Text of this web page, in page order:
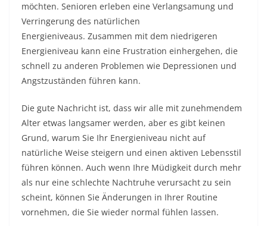
möchten. Senioren erleben eine Verlangsamung und
Verringerung des natürlichen
Energieniveaus. Zusammen mit dem niedrigeren
Energieniveau kann eine Frustration einhergehen, die
schnell zu anderen Problemen wie Depressionen und
Angstzuständen führen kann.
Die gute Nachricht ist, dass wir alle mit zunehmendem
Alter etwas langsamer werden, aber es gibt keinen
Grund, warum Sie Ihr Energieniveau nicht auf
natürliche Weise steigern und einen aktiven Lebensstil
führen können. Auch wenn Ihre Müdigkeit durch mehr
als nur eine schlechte Nachtruhe verursacht zu sein
scheint, können Sie Änderungen in Ihrer Routine
vornehmen, die Sie wieder normal fühlen lassen.